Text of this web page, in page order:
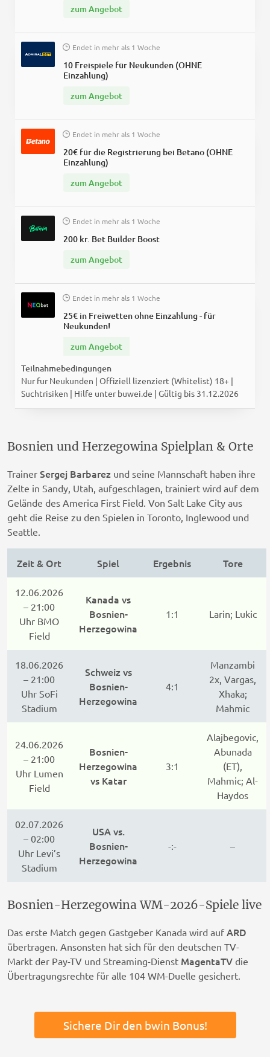
zum Angebot
Endet in mehr als 1 Woche
10 Freispiele für Neukunden (OHNE
Einzahlung)
zum Angebot
Endet in mehr als 1 Woche
20€ für die Registrierung bei Betano (OHNE
Einzahlung)
zum Angebot
Endet in mehr als 1 Woche
200 kr. Bet Builder Boost
zum Angebot
Endet in mehr als 1 Woche
25€ in Freiwetten ohne Einzahlung - für
Neukunden!
zum Angebot
Teilnahmebedingungen
Nur fur Neukunden | Offiziell lizenziert (Whitelist) 18+ |
Suchtrisiken | Hilfe unter buwei.de | Gültig bis 31.12.2026
Bosnien und Herzegowina Spielplan & Orte
Trainer Sergej Barbarez und seine Mannschaft haben ihre
Zelte in Sandy, Utah, aufgeschlagen, trainiert wird auf dem
Gelände des America First Field. Von Salt Lake City aus
geht die Reise zu den Spielen in Toronto, Inglewood und
Seattle.
Zeit & Ort Spiel Ergebnis Tore
12.06.2026
– 21:00
Uhr BMO
Field
Kanada vs
Bosnien-
Herzegowina
1:1 Larin; Lukic
18.06.2026
– 21:00
Uhr SoFi
Stadium
Schweiz vs
Bosnien-
Herzegowina
4:1
Manzambi
2x, Vargas,
Xhaka;
Mahmic
24.06.2026
– 21:00
Uhr Lumen
Field
Bosnien-
Herzegowina
vs Katar
3:1
Alajbegovic,
Abunada
(ET),
Mahmic; Al-
Haydos
02.07.2026
– 02:00
Uhr Levi’s
Stadium
USA vs.
Bosnien-
Herzegowina
-:- –
Bosnien-Herzegowina WM-2026-Spiele live
Das erste Match gegen Gastgeber Kanada wird aufARD
übertragen. Ansonsten hat sich für den deutschen TV-
Markt der Pay-TV und Streaming-Dienst MagentaTV die
Übertragungsrechte für alle 104 WM-Duelle gesichert.
Sichere Dir den bwin Bonus!